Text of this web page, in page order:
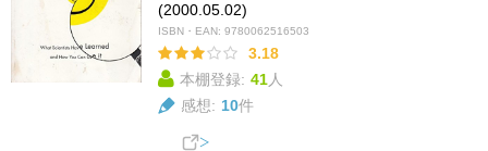
(2000.05.02)
ISBN・EAN: 9780062516503
3.18
本棚登録: 41人
感想: 10件